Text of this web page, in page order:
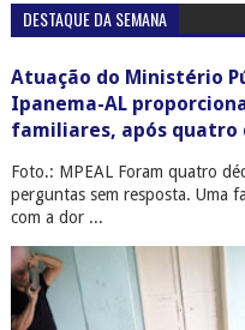
DESTAQUE DA SEMANA
Atuação do Ministério
Ipanema-AL
familiares, após quatro
Foto.: MPEAL Foram quatro
perguntas sem resposta. Uma
com a dor ...